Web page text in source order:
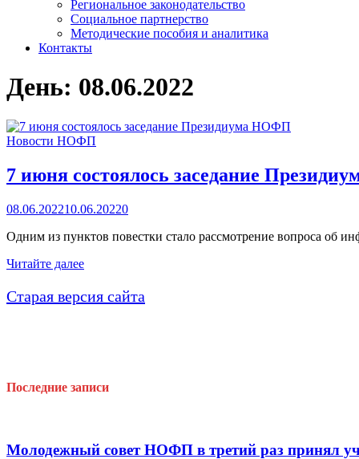
Региональное законодательство
Социальное партнерство
Методические пособия и аналитика
Контакты
День: 08.06.2022
Новости НОФП
7 июня состоялось заседание
08.06.202210.06.20220
Одним из пунктов повестки стало рассмотрение вопроса
7
состоялось
заседание
Читайте далее
Старая версия сайта
Последние записи
Молодежный совет НОФП в третий раз принял